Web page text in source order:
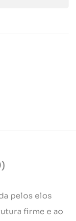
pelos elos
firme e ao